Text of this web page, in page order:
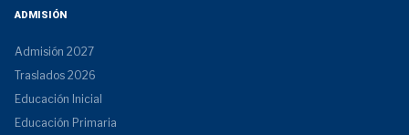
ADMISIÓN
Admisión 2027
Traslados 2026
Educación Inicial
Educación Primaria